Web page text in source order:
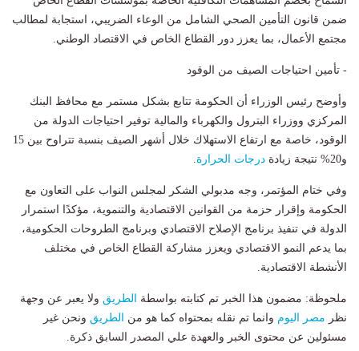
ضمن قانون التأمين الصحي الشامل من الوعاء الضريبي، استجابة لمطالب
مجتمع الأعمال، بما يعزز دور القطاع الخاص في الاقتصاد الوطني.
- تأمين احتياجات الصيف من الوقود
وأوضح رئيس الوزراء أن الحكومة تتابع بشكل مستمر مع محافظ البنك
المركزي ووزراء البترول والكهرباء والمالية توفير احتياجات الدولة من
الوقود، خاصة مع ارتفاع الاستهلاك خلال أشهر الصيف بنسبة تتراوح بين 15
و20% نتيجة زيادة
درجات الحرارة
وفي ختام المؤتمر، وجه مدبولي الشكر لمجلس النواب على التعاون مع
الحكومة وإقرار حزمة من القوانين الاقتصادية والتنموية، مؤكدًا استمرار
الدولة في تنفيذ برنامج الإصلاح الاقتصادي وبرنامج الطروحات الحكومية،
بما يدعم النمو الاقتصادي ويعزز مشاركة القطاع الخاص في مختلف
الأنشطة الاقتصادية.
ملحوظة: مضمون هذا الخبر تم كتابته بواسطة الطريق ولا يعبر عن وجهة
نظر مصر اليوم وانما تم نقله بمحتواه كما هو من الطريق ونحن غير
مسئولين عن محتوى الخبر والعهدة علي المصدر السابق ذكرة.